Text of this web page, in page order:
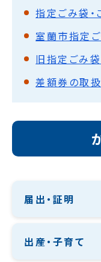
差額券の取
届出・証明
出産・子育て